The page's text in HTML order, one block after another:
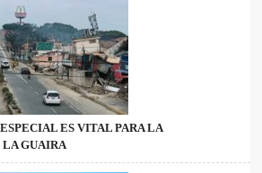
ES VITAL PARA LA
LA GUAIRA